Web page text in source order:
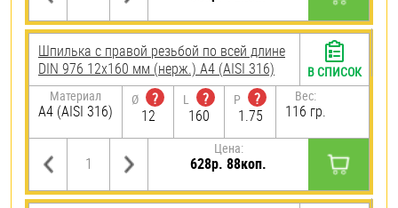
Шпилька с правой резьбой по всей длине
DIN 976 12х160 мм (нерж.) A4 (AISI 316)
Материал
A4 (AISI 316)
Ø
?
12
L
?
160
P
?
1.75
Вес:
116 гр.
Цена:
628р. 88коп.
В СПИСОК